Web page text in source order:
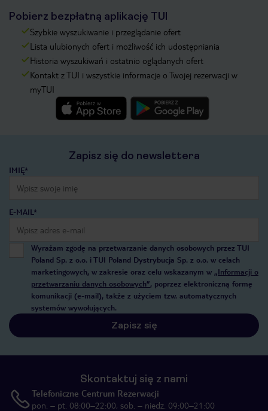
Pobierz bezpłatną aplikację TUI
Szybkie wyszukiwanie i przeglądanie ofert
Lista ulubionych ofert i możliwość ich udostępniania
Historia wyszukiwań i ostatnio oglądanych ofert
Kontakt z TUI i wszystkie informacje o Twojej rezerwacji w
myTUI
Zapisz się do newslettera
IMIĘ*
E-MAIL*
Wyrażam zgodę na przetwarzanie danych osobowych przez TUI
Poland Sp. z o.o. i TUI Poland Dystrybucja Sp. z o.o. w celach
marketingowych, w zakresie oraz celu wskazanym w „Informacji o
przetwarzaniu danych osobowych”, poprzez elektroniczną formę
komunikacji (e-mail), także z użyciem tzw. automatycznych
systemów wywołujących.
Zapisz się
Skontaktuj się z nami
Telefoniczne Centrum Rezerwacji
pon. – pt. 08:00–22:00, sob. – niedz. 09:00–21:00